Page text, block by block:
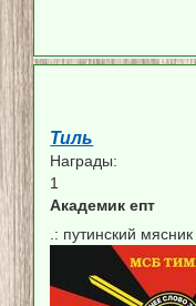
Тиль
Награды:
1
Академик епт
.: путинский мясник